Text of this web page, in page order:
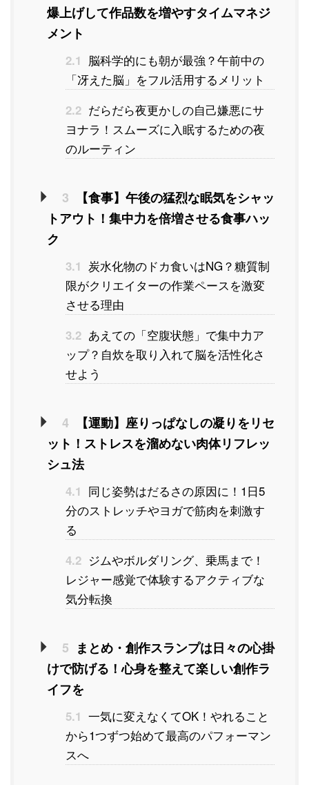
爆上げして作品数を増やすタイムマネジ
メント
2.1
脳科学的にも朝が最強？午前中の
「冴えた脳」をフル活用するメリット
2.2 だらだら夜更かしの自己嫌悪にサ
ヨナラ！スムーズに入眠するための夜
のルーティン
3
【食事】午後の猛烈な眠気をシャッ
トアウト！集中力を倍増させる食事ハッ
ク
3.1 炭水化物のドカ食いはNG？糖質制
限がクリエイターの作業ペースを激変
させる理由
3.2 あえての「空腹状態」で集中力ア
ップ？自炊を取り入れて脳を活性化さ
せよう
4
【運動】座りっぱなしの凝りをリセ
ット！ストレスを溜めない肉体リフレッ
シュ法
4.1 同じ姿勢はだるさの原因に！1日5
分のストレッチやヨガで筋肉を刺激す
る
4.2 ジムやボルダリング、乗馬まで！
レジャー感覚で体験するアクティブな
気分転換
5 まとめ・創作スランプは日々の心掛
けで防げる！心身を整えて楽しい創作ラ
イフを
5.1 一気に変えなくてOK！やれること
から1つずつ始めて最高のパフォーマン
スへ